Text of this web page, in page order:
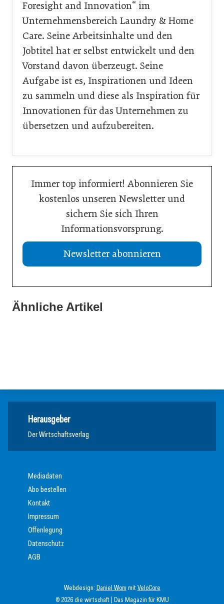
Foresight and Innovation“ im
Unternehmensbereich Laundry & Home
Care. Seine Arbeitsinhalte und den
Jobtitel hat er selbst entwickelt und den
Vorstand davon überzeugt. Seine
Aufgabe ist es, Inspirationen und Ideen
zu sammeln und diese als Inspiration für
Innovationen für das Unternehmen zu
übersetzen und aufzubereiten.
Immer top informiert! Abonnieren Sie
kostenlos unseren Newsletter und
sichern Sie sich Ihren
Informationsvorsprung.
Newsletter abonnieren
Ähnliche Artikel
11. Februar 2026
24. April 2025
Herausgeber
Der Wirtschaftsverlag
© 2026 die wirtschaft | Das Magazin für KMU
Webdesign: Daniel Wom mitVeloCore
Mediadaten
Abo bestellen
Kontakt
Impressum
Offenlegung
Datenschutz
AGB